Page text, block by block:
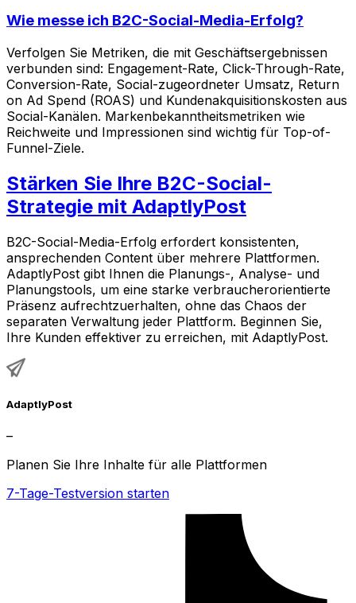
Wie messe ich B2C-Social-Media-Erfolg?
Verfolgen Sie Metriken, die mit Geschäftsergebnissen
verbunden sind: Engagement-Rate, Click-Through-Rate,
Conversion-Rate, Social-zugeordneter Umsatz, Return
on Ad Spend (ROAS) und Kundenakquisitionskosten aus
Social-Kanälen. Markenbekanntheitsmetriken wie
Reichweite und Impressionen sind wichtig für Top-of-
Funnel-Ziele.
Stärken Sie Ihre B2C-Social-
Strategie mit AdaptlyPost
B2C-Social-Media-Erfolg erfordert konsistenten,
ansprechenden Content über mehrere Plattformen.
AdaptlyPost gibt Ihnen die Planungs-, Analyse- und
Planungstools, um eine starke verbraucherorientierte
Präsenz aufrechtzuerhalten, ohne das Chaos der
separaten Verwaltung jeder Plattform. Beginnen Sie,
Ihre Kunden effektiver zu erreichen, mit AdaptlyPost.
AdaptlyPost
–
Planen Sie Ihre Inhalte für alle Plattformen
7-Tage-Testversion starten